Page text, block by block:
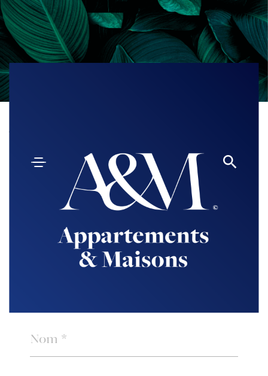
Nous attendons votre
message avec impatience
* Information obligatoire